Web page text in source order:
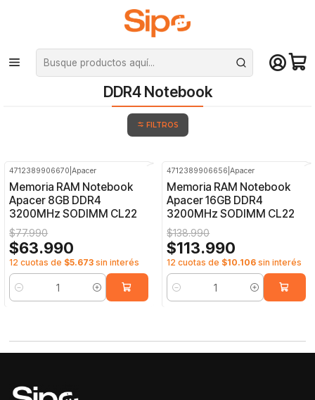
¡Compra hasta mediodía y recibe hoy! De lunes a sábado en el gran
Santiago. Envío gratis desde $29.990
Inicio Componentes PC Ram DDR4 Notebook
DDR4 Notebook
FILTROS
4712389906670 |Apacer
Memoria RAM Notebook
Apacer 8GB DDR4
3200MHz SODIMM CL22
$77.990
$63.990
12 cuotas de $5.673 sin interés
Cantidad
4712389906656 |Apacer
Memoria RAM Notebook
Apacer 16GB DDR4
3200MHz SODIMM CL22
$138.990
$113.990
12 cuotas de $10.106 sin interés
Cantidad